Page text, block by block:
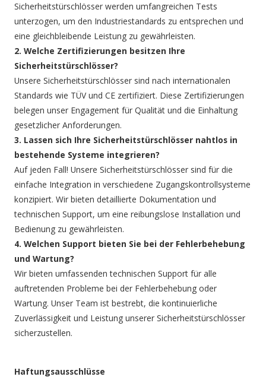
Sicherheitstürschlösser werden umfangreichen Tests
unterzogen, um den Industriestandards zu entsprechen und
eine gleichbleibende Leistung zu gewährleisten.
2. Welche Zertifizierungen besitzen Ihre
Sicherheitstürschlösser?
Unsere Sicherheitstürschlösser sind nach internationalen
Standards wie TÜV und CE zertifiziert. Diese Zertifizierungen
belegen unser Engagement für Qualität und die Einhaltung
gesetzlicher Anforderungen.
3. Lassen sich Ihre Sicherheitstürschlösser nahtlos in
bestehende Systeme integrieren?
Auf jeden Fall! Unsere Sicherheitstürschlösser sind für die
einfache Integration in verschiedene Zugangskontrollsysteme
konzipiert. Wir bieten detaillierte Dokumentation und
technischen Support, um eine reibungslose Installation und
Bedienung zu gewährleisten.
4. Welchen Support bieten Sie bei der Fehlerbehebung
und Wartung?
Wir bieten umfassenden technischen Support für alle
auftretenden Probleme bei der Fehlerbehebung oder
Wartung. Unser Team ist bestrebt, die kontinuierliche
Zuverlässigkeit und Leistung unserer Sicherheitstürschlösser
sicherzustellen.
Haftungsausschlüsse